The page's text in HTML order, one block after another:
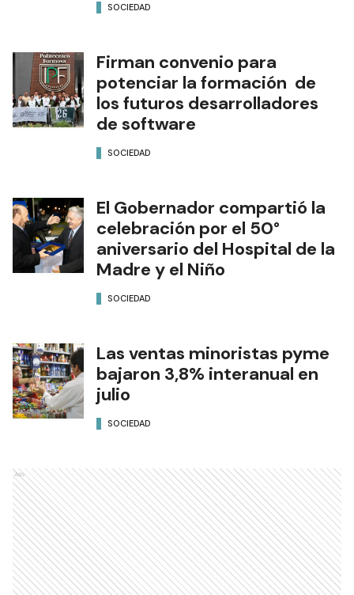
SOCIEDAD
Firman convenio para
potenciar la formación de
los futuros desarrolladores
de software
SOCIEDAD
El Gobernador compartió la
celebración por el 50°
aniversario del Hospital de la
Madre y el Niño
SOCIEDAD
Las ventas minoristas pyme
bajaron 3,8% interanual en
julio
SOCIEDAD
Ads